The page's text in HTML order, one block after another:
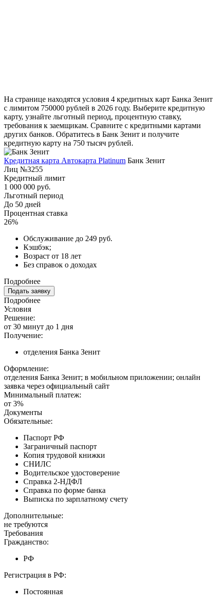
На странице находятся условия 4 кредитных карт Банка Зенит
с лимитом 750000 рублей в 2026 году. Выберите кредитную
карту, узнайте льготный период, процентную ставку,
требования к заемщикам. Сравните с кредитными картами
других банков. Обратитесь в Банк Зенит и получите
кредитную карту на 750 тысяч рублей.
Кредитная карта Автокарта Platinum Банк Зенит
Лиц №3255
Кредитный лимит
1 000 000 руб.
Льготный период
До 50 дней
Процентная ставка
26%
Обслуживание до 249 руб.
Кэшбэк;
Возраст от 18 лет
Без справок о доходах
Подробнее
Подать заявку
Подробнее
Условия
Решение:
от 30 минут до 1 дня
Получение:
отделения Банка Зенит
Оформление:
отделения Банка Зенит; в мобильном приложении; онлайн
заявка через официальный сайт
Минимальный платеж:
от 3%
Документы
Обязательные:
Паспорт РФ
Заграничный паспорт
Копия трудовой книжки
СНИЛС
Водительское удостоверение
Справка 2-НДФЛ
Справка по форме банка
Выписка по зарплатному счету
Дополнительные:
не требуются
Требования
Гражданство:
РФ
Регистрация в РФ:
Постоянная